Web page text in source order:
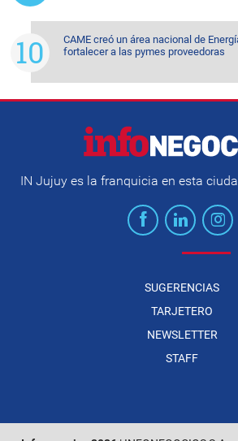
CAME creó un área nacional de
fortalecer a las pymes proveedoras
IN Jujuy es la franquicia en esta
SUGERENCIAS
TARJETERO
NEWSLETTER
STAFF